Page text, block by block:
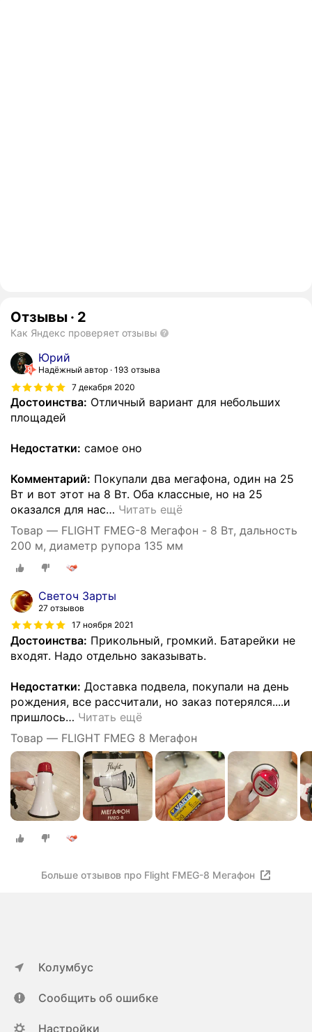
Отзывы · 2
Как Яндекс проверяет отзывы
Юрий
Надёжный автор 193 отзыва
7 декабря 2020
Достоинства: Отличный вариант для небольших
площадей
Недостатки: самое оно
Комментарий: Покупали два мегафона, один на 25
Вт и вот этот на 8 Вт. Оба классные, но на 25
оказался для нас… Читать ещё
Товар — FLIGHT FMEG-8 Мегафон - 8 Вт, дальность
200 м, диаметр рупора 135 мм
Светоч Зарты
27 отзывов
17 ноября 2021
Достоинства: Прикольный, громкий. Батарейки не
входят. Надо отдельно заказывать.
Недостатки: Доставка подвела, покупали на день
рождения, все рассчитали, но заказ потерялся....и
пришлось… Читать ещё
Товар — FLIGHT FMEG 8 Мегафон
Больше отзывов про Flight FMEG-8 Мегафон
Колумбус
Сообщить об ошибке
Настройки